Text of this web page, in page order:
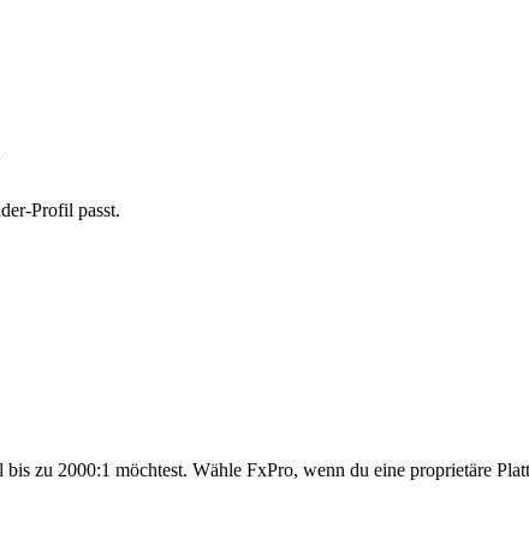
Profil passt.
zu 2000:1 möchtest. Wähle FxPro, wenn du eine proprietäre